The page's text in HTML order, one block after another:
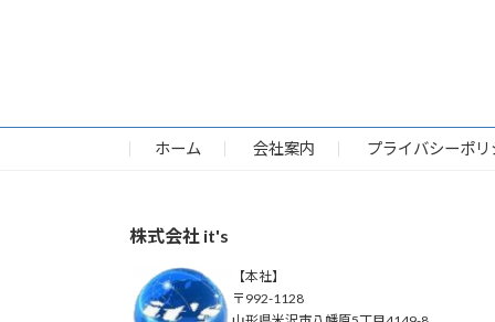
ホーム 会社案内 プライバシーポリ
株式会社 it's
【本社】
〒992-1128